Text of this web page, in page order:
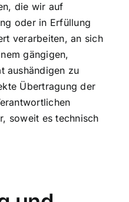
die wir auf
oder in Erfüllung
verarbeiten, an sich
gängigen,
aushändigen zu
Übertragung der
soweit es technisch